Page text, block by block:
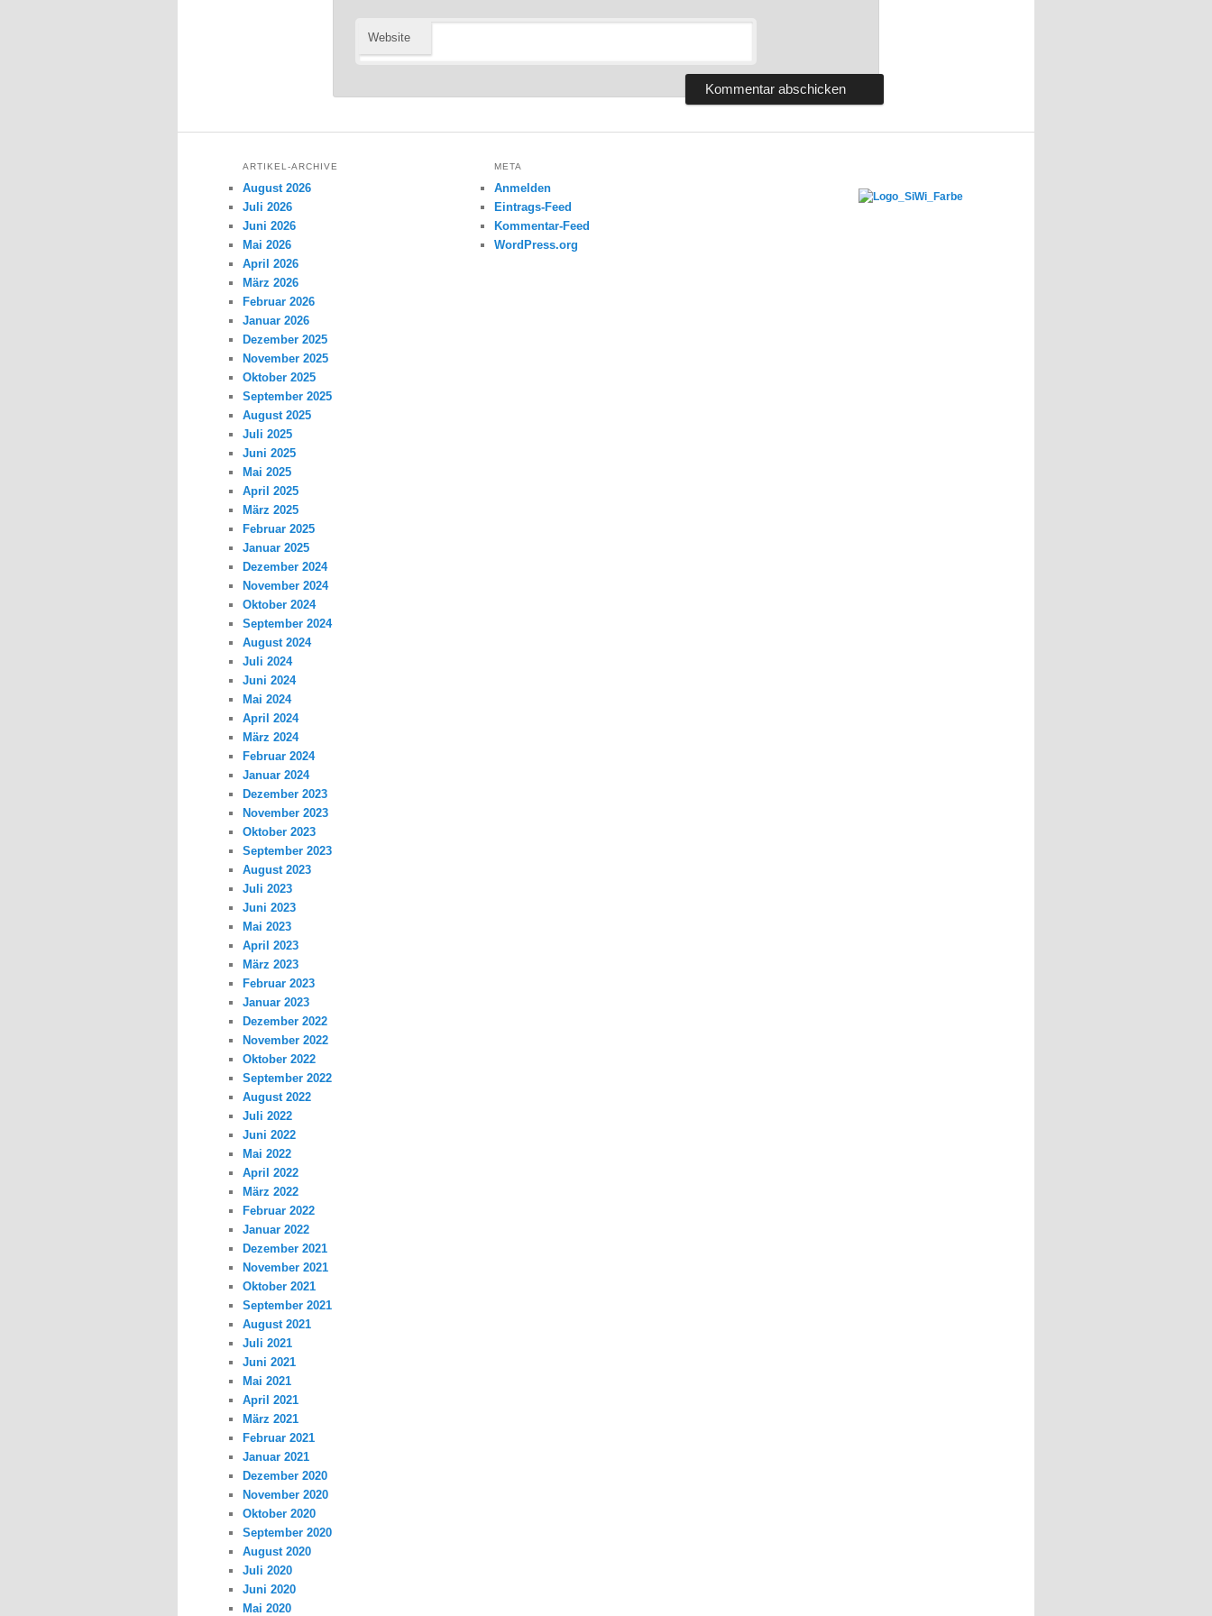
Website
ARTIKEL-ARCHIVE
August 2026
Juli 2026
Juni 2026
Mai 2026
April 2026
März 2026
Februar 2026
Januar 2026
Dezember 2025
November 2025
Oktober 2025
September 2025
August 2025
Juli 2025
Juni 2025
Mai 2025
April 2025
März 2025
Februar 2025
Januar 2025
Dezember 2024
November 2024
Oktober 2024
September 2024
August 2024
Juli 2024
Juni 2024
Mai 2024
April 2024
März 2024
Februar 2024
Januar 2024
Dezember 2023
November 2023
Oktober 2023
September 2023
August 2023
Juli 2023
Juni 2023
Mai 2023
April 2023
März 2023
Februar 2023
Januar 2023
Dezember 2022
November 2022
Oktober 2022
September 2022
August 2022
Juli 2022
Juni 2022
Mai 2022
April 2022
März 2022
Februar 2022
Januar 2022
Dezember 2021
November 2021
Oktober 2021
September 2021
August 2021
Juli 2021
Juni 2021
Mai 2021
April 2021
März 2021
Februar 2021
Januar 2021
Dezember 2020
November 2020
Oktober 2020
September 2020
August 2020
Juli 2020
Juni 2020
Mai 2020
META
Anmelden
Eintrags-Feed
Kommentar-Feed
WordPress.org